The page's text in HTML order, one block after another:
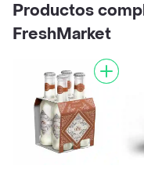
Productos
FreshMarket